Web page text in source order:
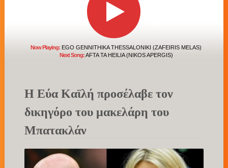
Now Playing: EGO GENNITHIKA THESSALONIKI (ZAFEIRIS MELAS)
Next Song:AFTA TA HEILIA (NIKOS APERGIS)
Η Εύα Καϊλή προσέλαβε τον
δικηγόρο του μακελάρη του
Μπατακλάν